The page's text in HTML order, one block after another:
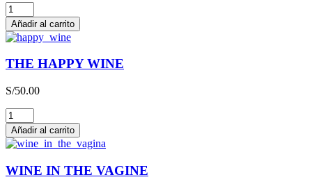
MISS
SCHMITT
LIEBFRAUMILCH
QBA
CAJA
x
cantidad
Añadir al carrito
THE HAPPY WINE
S/50.00
THE
HAPPY
WINE
cantidad
Añadir al carrito
WINE IN THE VAGINE